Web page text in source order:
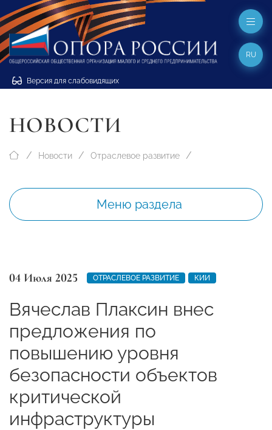
Версия для слабовидящих
RU
НОВОСТИ
Новости Отраслевое развитие
Меню раздела
04 Июля 2025 ОТРАСЛЕВОЕ РАЗВИТИЕ КИИ
Вячеслав Плаксин внес
предложения по
повышению уровня
безопасности объектов
критической
инфраструктуры